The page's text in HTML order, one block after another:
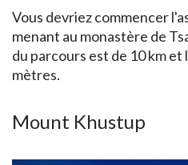
Vous devriez commencer
menant au monastère de
du parcours est de 10 km
mètres.
Mount Khustup